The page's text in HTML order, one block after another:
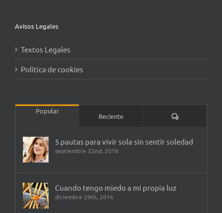
Avisos Legales
Textos Legales
Política de cookies
Popular
Reciente Comentarios
5 pautas para vivir sola sin sentir soledad
septiembre 22nd, 2016
Cuando tengo miedo a mi propia luz
diciembre 29th, 2016